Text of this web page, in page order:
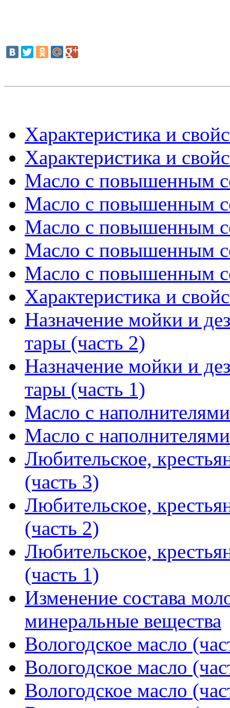
Характеристика и
Характеристика и
Масло с повышенным
Масло с повышенным
Масло с повышенным
Масло с повышенным
Масло с повышенным
Характеристика и
Назначение мойки и
тары (часть 2)
Назначение мойки и
тары (часть 1)
Масло с
Масло с
Любительское,
(часть 3)
Любительское,
(часть 2)
Любительское,
(часть 1)
Изменение состава
минеральные вещества
Вологодское масло
Вологодское масло
Вологодское масло